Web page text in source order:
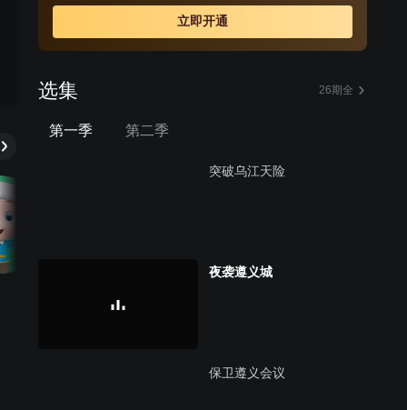
的地——陕北，胜利完成了转战14省，艰苦卓绝的长征之
立即开通
选集 26期全
第一季 第二季
突破乌江天险
夜袭遵义城
保卫遵义会议